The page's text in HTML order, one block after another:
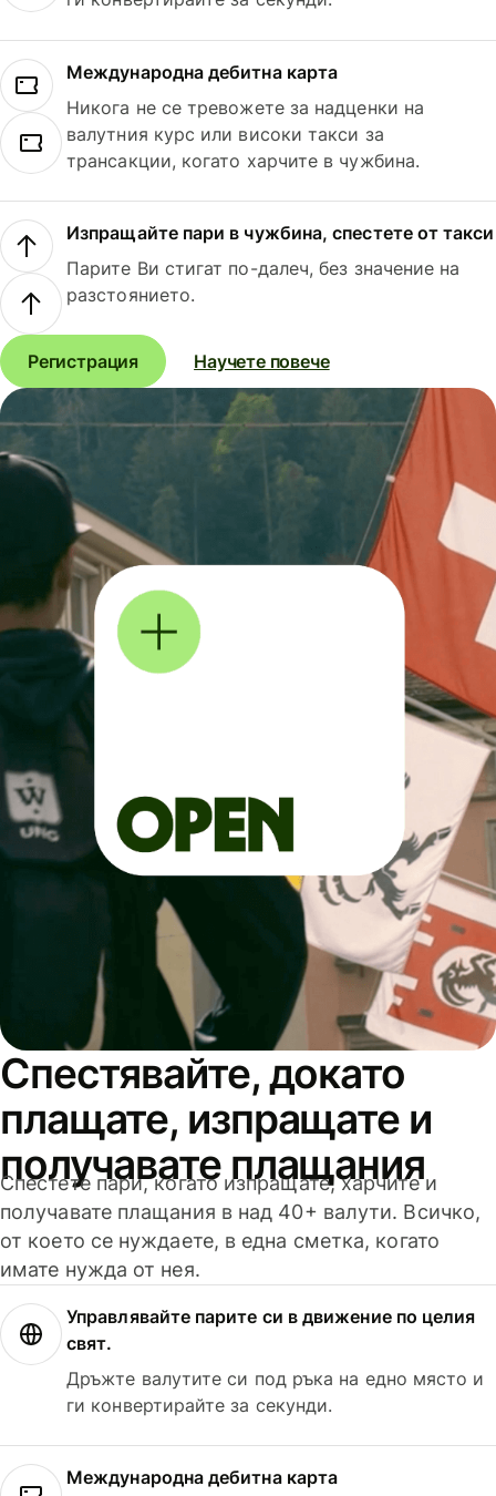
Международна дебитна карта
Никога не се тревожете за надценки на
валутния курс или високи такси за
трансакции, когато харчите в чужбина.
Изпращайте пари в чужбина, спестете от такси
Парите Ви стигат по-далеч, без значение на
разстоянието.
Регистрация Научете повече
Спестявайте, докато
плащате, изпращате и
получавате плащания
Спестете пари, когато изпращате, харчите и
получавате плащания в над 40+ валути. Всичко,
от което се нуждаете, в една сметка, когато
имате нужда от нея.
Управлявайте парите си в движение по целия
свят.
Дръжте валутите си под ръка на едно място и
ги конвертирайте за секунди.
Международна дебитна карта